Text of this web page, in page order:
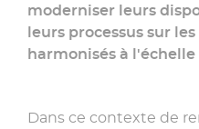
moderniser leurs
leurs processus sur
harmonisés à
Dans ce contexte de